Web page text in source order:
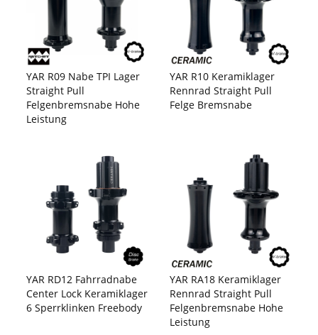
YAR R09 Nabe TPI Lager
Straight Pull
Felgenbremsnabe Hohe
Leistung
YAR R10 Keramiklager
Rennrad Straight Pull
Felge Bremsnabe
YAR RD12 Fahrradnabe
Center Lock Keramiklager
6 Sperrklinken Freebody
YAR RA18 Keramiklager
Rennrad Straight Pull
Felgenbremsnabe Hohe
Leistung